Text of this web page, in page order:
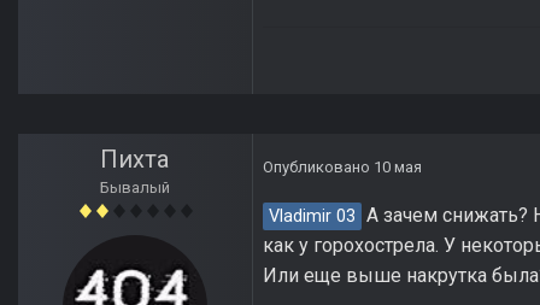
Пихта
Бывалый
Опубликовано 10 мая
Vladimir 03 А зачем снижать?
как у горохострела. У
Или еще выше накрутка